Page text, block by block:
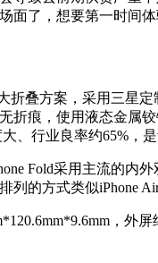
面了，想要第一时间
折叠方案，采用三星
折痕，使用液态金属
、行业良率约65%，是
Fold采用主流的内
列的方式类似iPhone Air
，外